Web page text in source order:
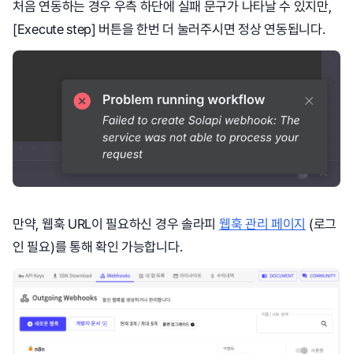
처음 연동하는 경우 우측 하단에 실패 문구가 나타날 수 있지만,
[Execute step] 버튼을 한번 더 눌러주시면 정상 연동됩니다.
만약, 웹훅 URL이 필요하신 경우 솔라피 웹훅 관리 페이지 (로그
인 필요)를 통해 확인 가능합니다.